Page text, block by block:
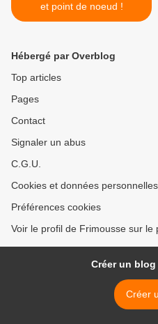
et point de noeud !
Hébergé par Overblog
Top articles
Pages
Contact
Signaler un abus
C.G.U.
Cookies et données personnelles
Préférences cookies
Voir le profil de Frimousse sur le
Créer un
Créer